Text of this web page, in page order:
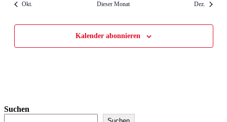
Okt. Dieser Monat Dez.
Kalender abonnieren
Suchen